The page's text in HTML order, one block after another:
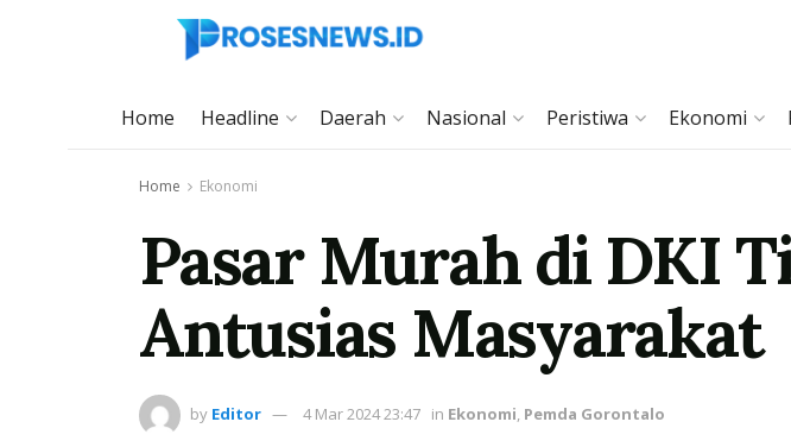
Home Headline Daerah Nasional Peristiwa Ekonomi
Home Ekonomi
Pasar Murah di DKI
Antusias Masyarakat
by Editor 4 Mar 2024 23:47 in Ekonomi, Pemda Gorontalo